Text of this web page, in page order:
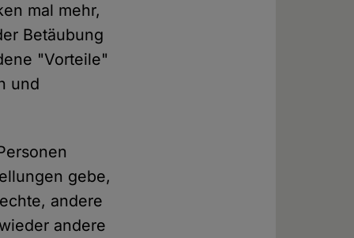
mal mehr,
Betäubung
"Vorteile"
und
gebe,
andere
andere